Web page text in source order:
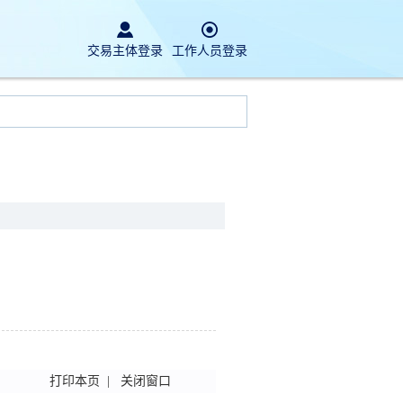
交易主体登录 工作人员登录
打印本页 关闭窗口